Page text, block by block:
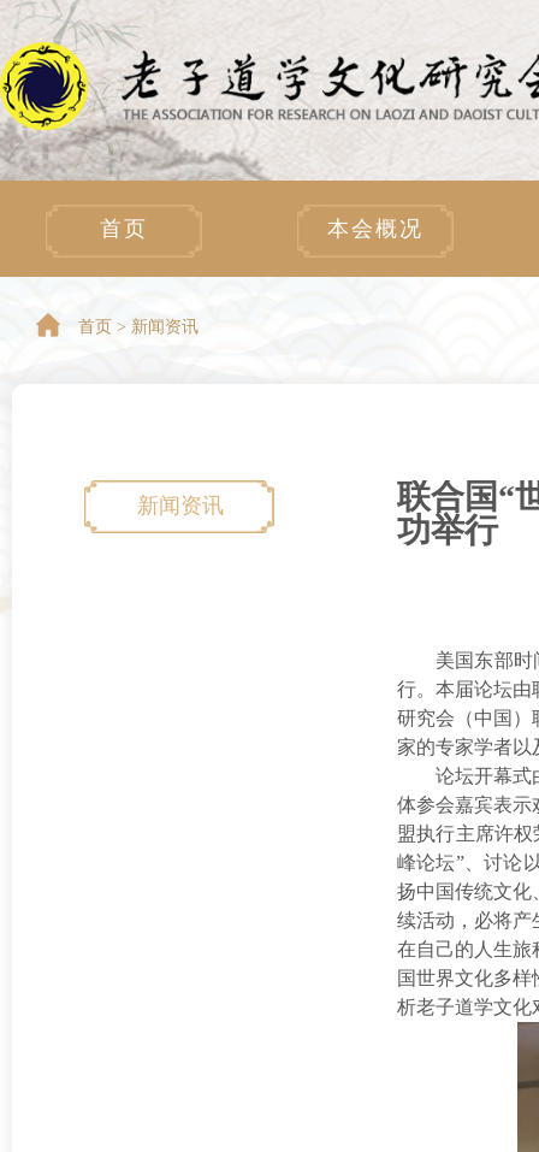
首页 本会概况
首页 > 新闻资讯
新闻资讯
联合国“
功举行
美国东部时
行。本届论坛由
研究会（中国）
家的专家学者以
论坛开幕式
体参会嘉宾表示
盟执行主席许
峰论坛”、讨论
扬中国传统文化
续活动 ， 必将产
在自己的人生旅
国世界文化多
析老子道学文化